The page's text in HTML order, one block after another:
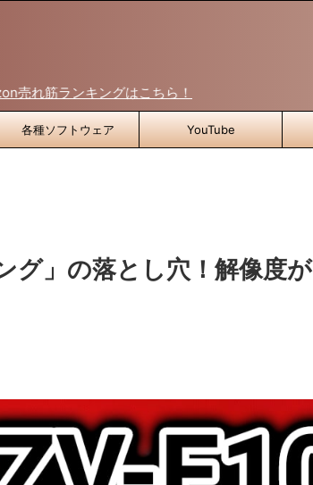
グはこちら！
各種ソフトウェア YouTube
グ」の落とし穴！解像度が